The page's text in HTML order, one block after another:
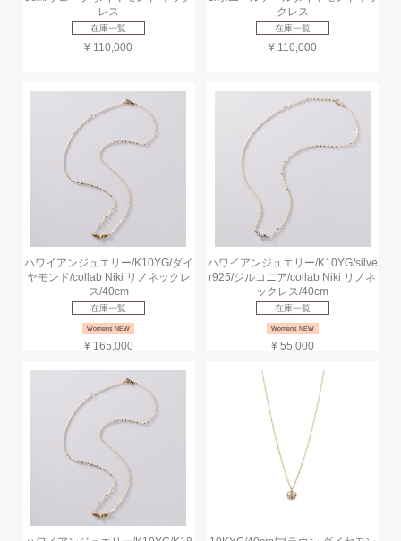
レス
在庫一覧
¥ 110,000
クレス
在庫一覧
¥ 110,000
ハワイアンジュエリー/K10YG/ダイ
ヤモンド/collab Niki リノネックレ
ス/40cm
在庫一覧
Womens NEW
¥ 165,000
ハワイアンジュエリー/K10YG/silve
r925/ジルコニア/collab Niki リノネ
ックレス/40cm
在庫一覧
Womens NEW
¥ 55,000